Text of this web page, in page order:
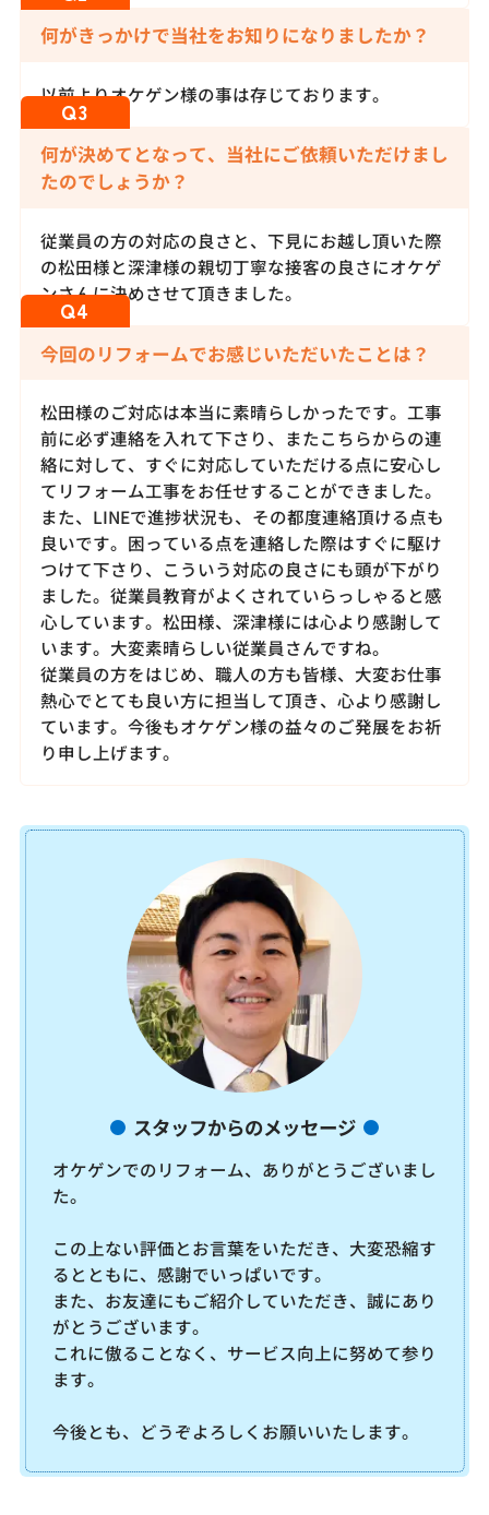
何がきっかけで当社をお知りになりましたか？
以前よりオケゲン様の事は存じております。
何が決めてとなって、当社にご依頼いただけまし
たのでしょうか？
従業員の方の対応の良さと、下見にお越し頂いた際
の松田様と深津様の親切丁寧な接客の良さにオケゲ
ンさんに決めさせて頂きました。
今回のリフォームでお感じいただいたことは？
松田様のご対応は本当に素晴らしかったです。工事
前に必ず連絡を入れて下さり、またこちらからの連
絡に対して、すぐに対応していただける点に安心し
てリフォーム工事をお任せすることができました。
また、LINEで進捗状況も、その都度連絡頂ける点も
良いです。困っている点を連絡した際はすぐに駆け
つけて下さり、こういう対応の良さにも頭が下がり
ました。従業員教育がよくされていらっしゃると感
心しています。松田様、深津様には心より感謝して
います。大変素晴らしい従業員さんですね。
従業員の方をはじめ、職人の方も皆様、大変お仕事
熱心でとても良い方に担当して頂き、心より感謝し
ています。今後もオケゲン様の益々のご発展をお祈
り申し上げます。
スタッフからのメッセージ
オケゲンでのリフォーム、ありがとうございまし
た。
この上ない評価とお言葉をいただき、大変恐縮す
るとともに、感謝でいっぱいです。
また、お友達にもご紹介していただき、誠にあり
がとうございます。
これに傲ることなく、サービス向上に努めて参り
ます。
今後とも、どうぞよろしくお願いいたします。